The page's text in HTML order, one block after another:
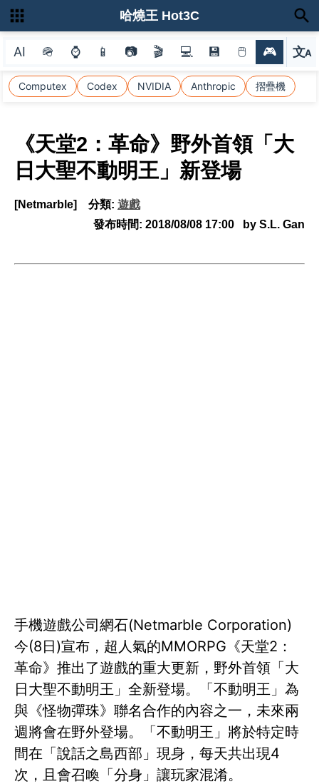
AI 🪖 ⌚ 📱 📷 🎬 💻 💾 🖱 🎮 文A
選
Computex Codex NVIDIA Anthropic 摺疊機
哈燒王 Hot3C
《天堂2：革命》野外首領「大
日大聖不動明王」新登場
[Netmarble] 分類: 遊戲
發布時間: 2018/08/08 17:00 by S.L. Gan
手機遊戲公司網石(Netmarble Corporation)
今(8日)宣布，超人氣的MMORPG《天堂2：
革命》推出了遊戲的重大更新，野外首領「大
日大聖不動明王」全新登場。「不動明王」為
與《怪物彈珠》聯名合作的內容之一，未來兩
週將會在野外登場。「不動明王」將於特定時
間在「說話之島西部」現身，每天共出現4
次，且會召喚「分身」讓玩家混淆。